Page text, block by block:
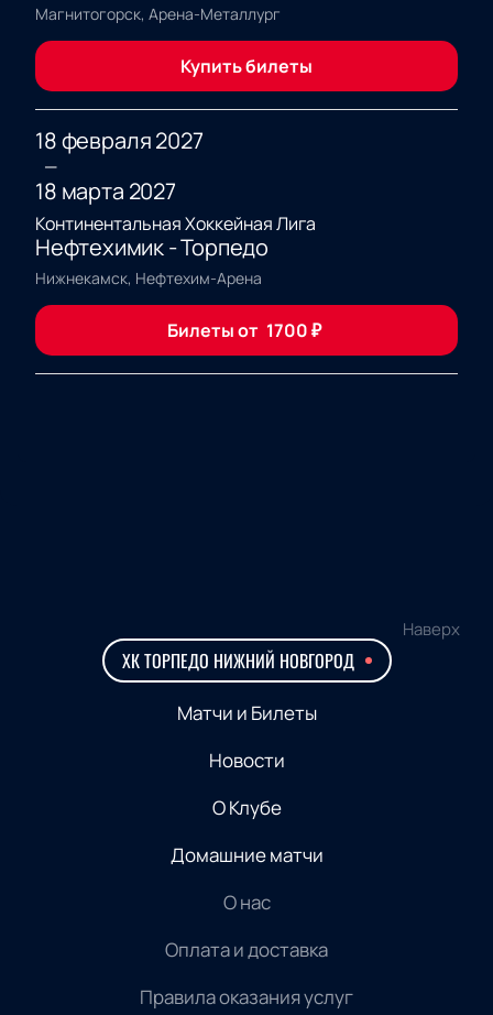
Магнитогорск, Арена-Металлург
Купить билеты
18 февраля 2027
—
18 марта 2027
Континентальная Хоккейная Лига
Нефтехимик - Торпедо
Нижнекамск, Нефтехим-Арена
Билеты от 1700₽
Наверх
ХК ТОРПЕДО НИЖНИЙ НОВГОРОД
Матчи и Билеты
Новости
О Клубе
Домашние матчи
О нас
Оплата и доставка
Правила оказания услуг